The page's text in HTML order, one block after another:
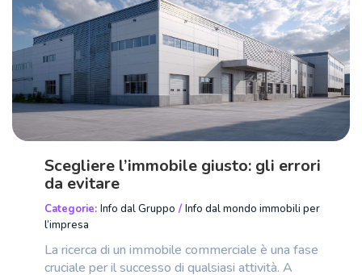
Scegliere l’immobile giusto: gli errori
da evitare
Categorie: Info dal Gruppo / Info dal mondo immobili per
l’impresa
La ricerca di un immobile commerciale è una fase
cruciale per il successo di qualsiasi attività. A